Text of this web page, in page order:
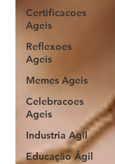
Certificacoes
Ageis
Reflexoes
Ageis
Memes Ageis
Celebracoes
Ageis
Industria Agil
Educação Ágil